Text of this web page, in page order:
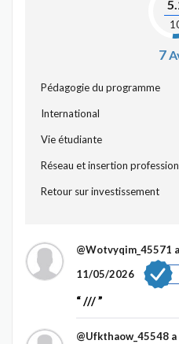
7
Pédagogie du programme
International
Vie étudiante
Réseau et insertion
Retour sur investissement
@Wotvyqim_45571
11/05/2026
///
@Ufkthaow_45548